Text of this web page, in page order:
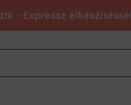
- Expressz